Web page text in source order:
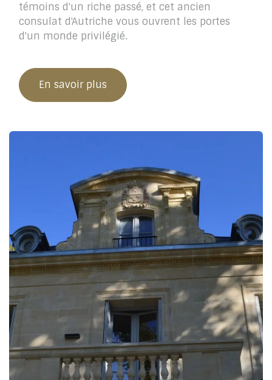
témoins d'un riche passé, et cet ancien
consulat d'Autriche vous ouvrent les portes
d'un monde privilégié.
En savoir plus